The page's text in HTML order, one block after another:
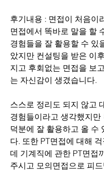
후기내용 : 면접이 처음이
면접에서 똑바로 말을 할
경험들을 잘 활용할 수 있
았지만 컨설팅을 받은 이
지고 후회없는 면접을 보
는 자신감이 생겼습니다.
스스로 정리도 되지 않고
경험들이라고 생각했지만
덕분에 잘 활용하고 올 수
다. 또한 PT면접에 대해
데 기계직에 관한 PT면접
주시고 모의면접으로 피